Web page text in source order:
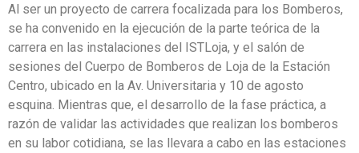
Al ser un proyecto de carrera focalizada para los Bomberos,
se ha convenido en la ejecución de la parte teórica de la
carrera en las instalaciones del ISTLoja, y el salón de
sesiones del Cuerpo de Bomberos de Loja de la Estación
Centro, ubicado en la Av. Universitaria y 10 de agosto
esquina. Mientras que, el desarrollo de la fase práctica, a
razón de validar las actividades que realizan los bomberos
en su labor cotidiana, se las llevara a cabo en las estaciones